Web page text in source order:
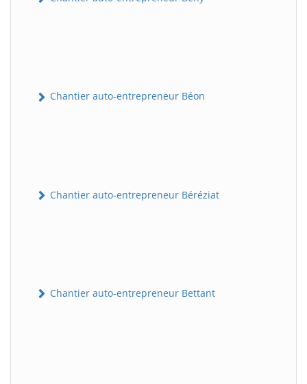
Chantier auto-entrepreneur Béon
Chantier auto-entrepreneur Béréziat
Chantier auto-entrepreneur Bettant